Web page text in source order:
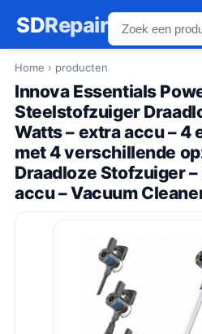
SDRepair
Home › producten
Innova Essentials
Steelstofzuiger
Watts – extra accu – 4
met 4 verschillende
Draadloze Stofzuiger
accu – Vacuum